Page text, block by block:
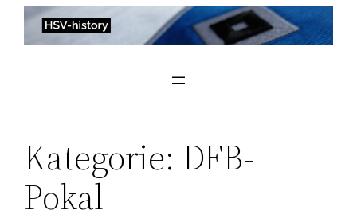
Zum
Inhalt
Kategorie: DFB-
Pokal